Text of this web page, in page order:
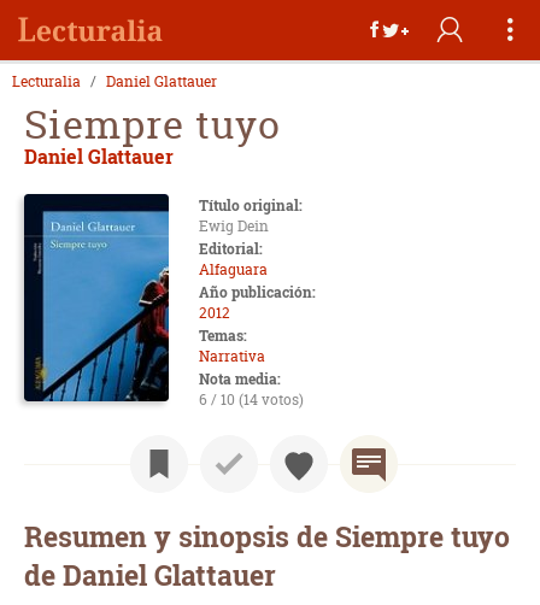
Lecturalia Daniel Glattauer
Siempre tuyo
Daniel Glattauer
Título original:
Ewig Dein
Editorial:
Alfaguara
Año publicación:
2012
Temas:
Narrativa
Nota media:
6 / 10 (14 votos)
Resumen y sinopsis de Siempre tuyo
de Daniel Glattauer